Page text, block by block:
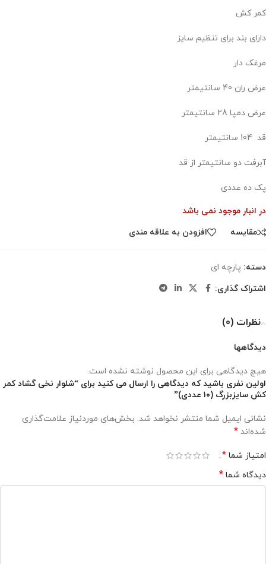
کمر کش
دارای بند برای تنظیم سایز
مرغک دار
عرض ران 40 سانتیمتر
عرض دمپا 28 سانتیمتر
قد 104 سانتیمتر
آبرفت دو سانتیمتر از قد
پک ده عددی
در انبار موجود نمی باشد
مقایسه
افزودن به علاقه مندی
دسته: پارچه ای
اشتراک گذاری:
نظرات (0)
دیدگاهها
هیچ دیدگاهی برای این محصول نوشته نشده است.
اولین نفری باشید که دیدگاهی را ارسال می کنید برای “شلوار نخی گشاد کمر
کش سایزبزرگ (۱۰ عددی)”
نشانی ایمیل شما منتشر نخواهد شد. بخش‌های موردنیاز علامت‌گذاری
شده‌اند *
امتیاز شما *
دیدگاه شما *